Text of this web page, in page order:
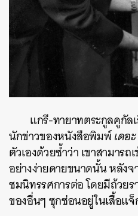
แกรี-ทายาทตระกูลคูกัล
นักข่าวของหนังสือพิมพ์เดอ
ตัวเองด้วยซ้ำว่า เขาสามาร
อย่างง่ายดายขนาดนั้น หลัง
ชมนิทรรศการต่อ โดยมีถ้วยร
ของอื่นๆ ซุกซ่อนอยู่ในเสื้อแจ็
SHARE TWEET